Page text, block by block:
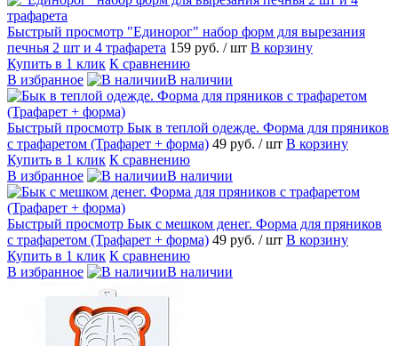
Быстрый просмотр "Единорог" набор форм для вырезания
печнья 2 шт и 4 трафарета 159 руб. / шт В корзину
Купить в 1 клик К сравнению
В избранное
В наличии
Быстрый просмотр Бык в теплой одежде. Форма для пряников
с трафаретом (Трафарет + форма) 49 руб. / шт В корзину
Купить в 1 клик К сравнению
В избранное
В наличии
Быстрый просмотр Бык с мешком денег. Форма для пряников
с трафаретом (Трафарет + форма) 49 руб. / шт В корзину
Купить в 1 клик К сравнению
В избранное
В наличии